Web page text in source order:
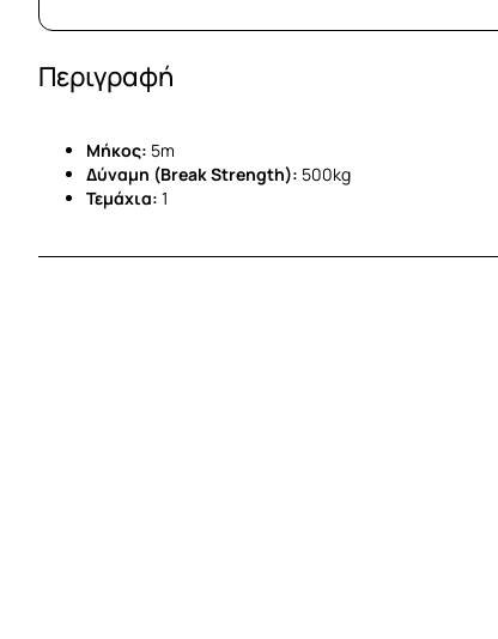
Περιγραφή
Mήκος: 5m
Δύναμη (Break Strength): 500kg
Τεμάχια: 1